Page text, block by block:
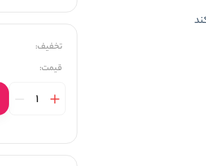
تخفیف:
قیمت: